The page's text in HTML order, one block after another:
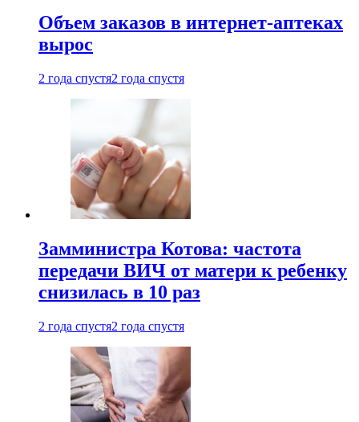
Объем заказов в интернет-аптеках
вырос
2 года спустя2 года спустя
Замминистра Котова: частота
передачи ВИЧ от матери к ребенку
снизилась в 10 раз
2 года спустя2 года спустя